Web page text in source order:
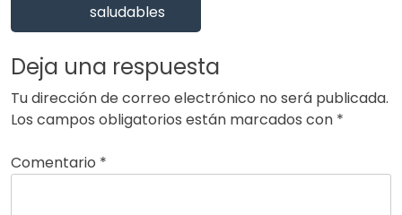
saludables
Deja una respuesta
Tu dirección de correo electrónico no será publicada.
Los campos obligatorios están marcados con *
Comentario *